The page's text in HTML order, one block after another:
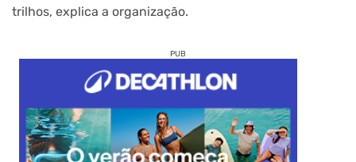
trilhos, explica a organização.
PUB